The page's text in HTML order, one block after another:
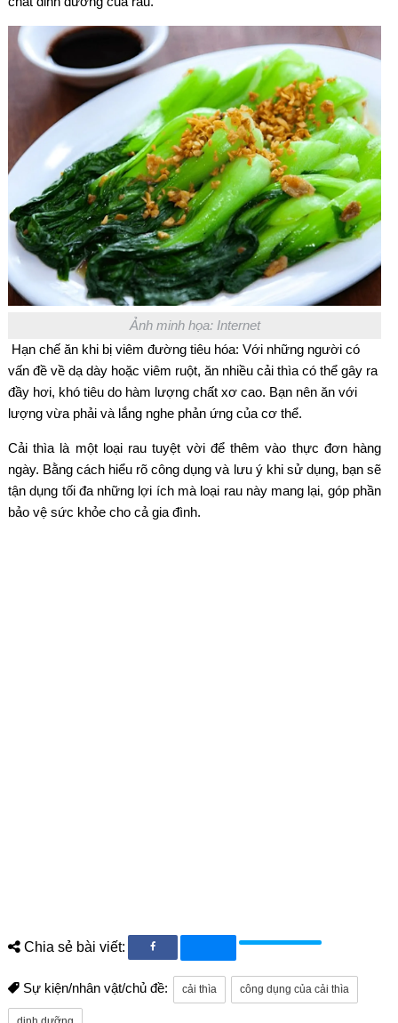
Ảnh minh họa: Internet
Hạn chế ăn khi bị viêm đường tiêu hóa: Với những người có
vấn đề về dạ dày hoặc viêm ruột, ăn nhiều cải thìa có thể gây ra
đầy hơi, khó tiêu do hàm lượng chất xơ cao. Bạn nên ăn với
lượng vừa phải và lắng nghe phản ứng của cơ thể.
Cải thìa là một loại rau tuyệt vời để thêm vào thực đơn hàng
ngày. Bằng cách hiểu rõ công dụng và lưu ý khi sử dụng, bạn sẽ
tận dụng tối đa những lợi ích mà loại rau này mang lại, góp phần
bảo vệ sức khỏe cho cả gia đình.
Chia sẻ bài viết:
Sự kiện/nhân vật/chủ đề: cải thìa công dụng của cải thìa